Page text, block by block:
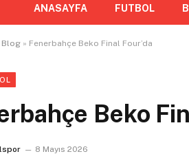
ANASAYFA FUTBOL
Blog » Fenerbahçe Beko Final Four’da
Beko
8 Mayıs 2026